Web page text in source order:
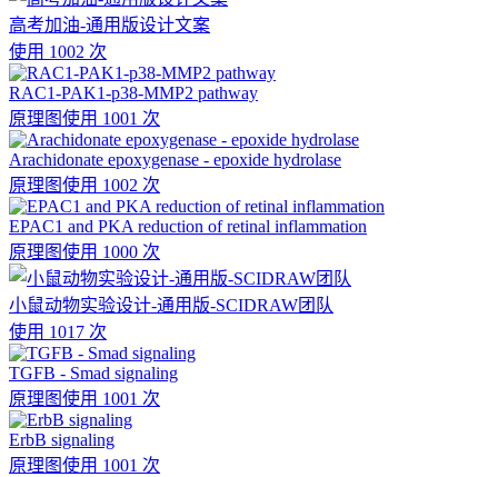
高考加油-通用版设计文案
使用 1002 次
RAC1-PAK1-p38-MMP2 pathway
原理图使用 1001 次
Arachidonate epoxygenase - epoxide hydrolase
原理图使用 1002 次
EPAC1 and PKA reduction of retinal inflammation
原理图使用 1000 次
小鼠动物实验设计-通用版-SCIDRAW团队
使用 1017 次
TGFB - Smad signaling
原理图使用 1001 次
ErbB signaling
原理图使用 1001 次